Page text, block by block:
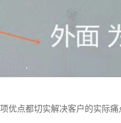
优点都切实解决客户的实际